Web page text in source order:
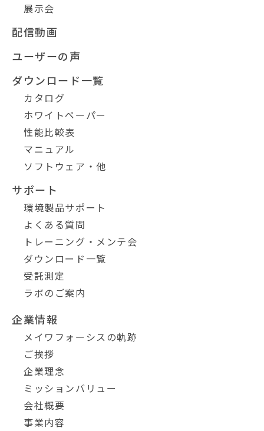
展示会
配信動画
ユーザーの声
ダウンロード一覧
カタログ
ホワイトペーパー
性能比較表
マニュアル
ソフトウェア・他
サポート
環境製品サポート
よくある質問
トレーニング・メンテ会
ダウンロード一覧
受託測定
ラボのご案内
企業情報
メイワフォーシスの軌跡
ご挨拶
企業理念
ミッションバリュー
会社概要
事業内容